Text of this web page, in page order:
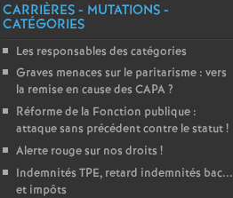
m
e
n
t
CARRIÈRES - MUTATIONS -
CATÉGORIES
Les responsables des catégories
Graves menaces sur le paritarisme : vers
la remise en cause des CAPA?
Réforme de la Fonction publique :
attaque sans précédent contre le statut!
Alerte rouge sur nos droits !
Indemnités TPE, retard indemnités bac...
et impôts